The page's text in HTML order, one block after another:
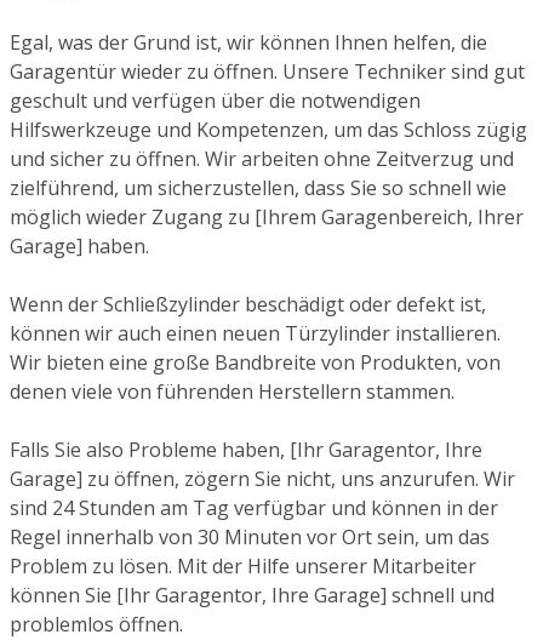
Egal, was der Grund ist, wir können Ihnen helfen, die
Garagentür wieder zu öffnen. Unsere Techniker sind gut
geschult und verfügen über die notwendigen
Hilfswerkzeuge und Kompetenzen, um das Schloss zügig
und sicher zu öffnen. Wir arbeiten ohne Zeitverzug und
zielführend, um sicherzustellen, dass Sie so schnell wie
möglich wieder Zugang zu [Ihrem Garagenbereich, Ihrer
Garage] haben.
Wenn der Schließzylinder beschädigt oder defekt ist,
können wir auch einen neuen Türzylinder installieren.
Wir bieten eine große Bandbreite von Produkten, von
denen viele von führenden Herstellern stammen.
Falls Sie also Probleme haben, [Ihr Garagentor, Ihre
Garage] zu öffnen, zögern Sie nicht, uns anzurufen. Wir
sind 24 Stunden am Tag verfügbar und können in der
Regel innerhalb von 30 Minuten vor Ort sein, um das
Problem zu lösen. Mit der Hilfe unserer Mitarbeiter
können Sie [Ihr Garagentor, Ihre Garage] schnell und
problemlos öffnen.